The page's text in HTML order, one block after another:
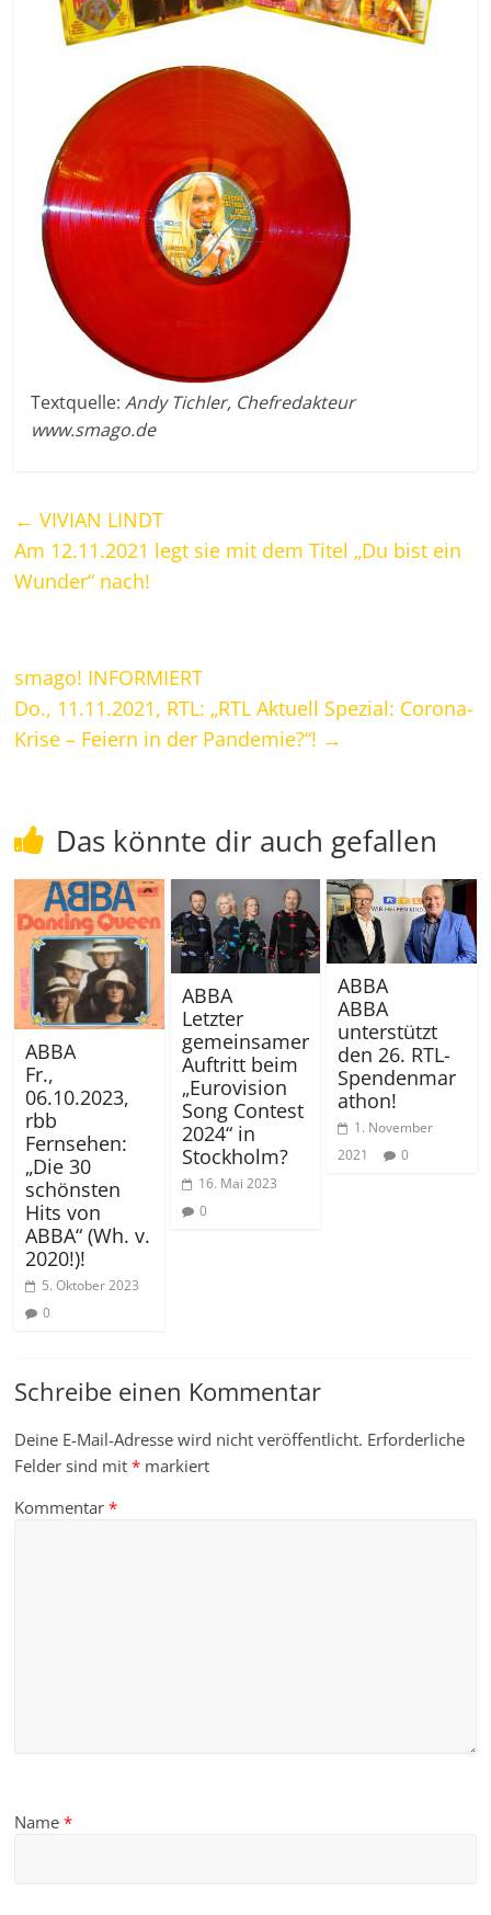
Textquelle:Andy Tichler, Chefredakteur
www.smago.de
← VIVIAN LINDT
Am 12.11.2021 legt sie mit dem Titel „Du bist ein
Wunder“ nach!
smago! INFORMIERT
Do., 11.11.2021, RTL: „RTL Aktuell Spezial: Corona-
Krise – Feiern in der Pandemie?“! →
Das könnte dir auch gefallen
ABBA
Fr.,
06.10.2023,
rbb
Fernsehen:
„Die 30
schönsten
Hits von
ABBA“ (Wh. v.
2020!)!
5. Oktober 2023
0
ABBA
Letzter
gemeinsamer
Auftritt beim
„Eurovision
Song Contest
2024“ in
Stockholm?
16. Mai 2023
0
ABBA
ABBA
unterstützt
den 26. RTL-
Spendenmar
athon!
1. November
2021
0
Schreibe einen Kommentar
Deine E-Mail-Adresse wird nicht veröffentlicht. Erforderliche
Felder sind mit* markiert
Kommentar*
Name*